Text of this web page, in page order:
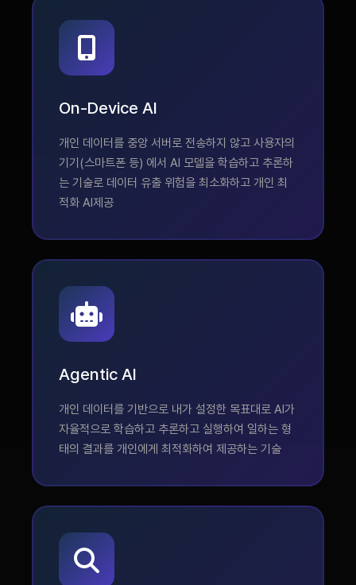
On-Device AI
개인 데이터를 중앙 서버로 전송하지 않고 사용자의
기기(스마트폰 등) 에서 AI 모델을 학습하고 추론하
는 기술로 데이터 유출 위험을 최소화하고 개인 최
적화 AI제공
Agentic AI
개인 데이터를 기반으로 내가 설정한 목표대로 AI가
자율적으로 학습하고 추론하고 실행하여 일하는 형
태의 결과를 개인에게 최적화하여 제공하는 기술